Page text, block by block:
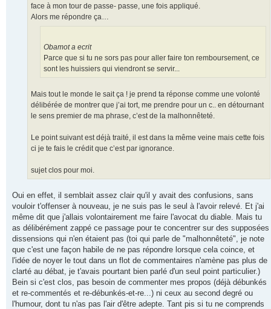
face à mon tour de passe- passe, une fois appliqué.
Alors me répondre ça…
Obamot a ecrit
Parce que si tu ne sors pas pour aller faire ton remboursement, ce
sont les huissiers qui viendront se servir...
Mais tout le monde le sait ça ! je prend ta réponse comme une volonté
délibérée de montrer que j’ai tort, me prendre pour un c.. en détournant
le sens premier de ma phrase, c’est de la malhonnêteté.
Le point suivant est déjà traité, il est dans la même veine mais cette fois
ci je te fais le crédit que c’est par ignorance.
sujet clos pour moi.
Oui en effet, il semblait assez clair qu'il y avait des confusions, sans
vouloir t'offenser à nouveau, je ne suis pas le seul à l'avoir relevé. Et j'ai
même dit que j'allais volontairement me faire l'avocat du diable. Mais tu
as délibérément zappé ce passage pour te concentrer sur des supposées
dissensions qui n'en étaient pas (toi qui parle de "malhonnêteté", je note
que c'est une façon habile de ne pas répondre lorsque cela coince, et
l'idée de noyer le tout dans un flot de commentaires n'amène pas plus de
clarté au débat, je t'avais pourtant bien parlé d'un seul point particulier.)
Bein si c'est clos, pas besoin de commenter mes propos (déjà débunkés
et re-commentés et re-débunkés-et-re...) ni ceux au second degré ou
l'humour, dont tu n'as pas l'air d'être adepte. Tant pis si tu ne comprends